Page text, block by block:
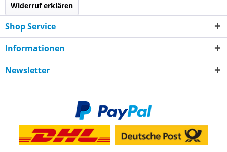
Widerruf erklären
Shop Service
Informationen
Newsletter